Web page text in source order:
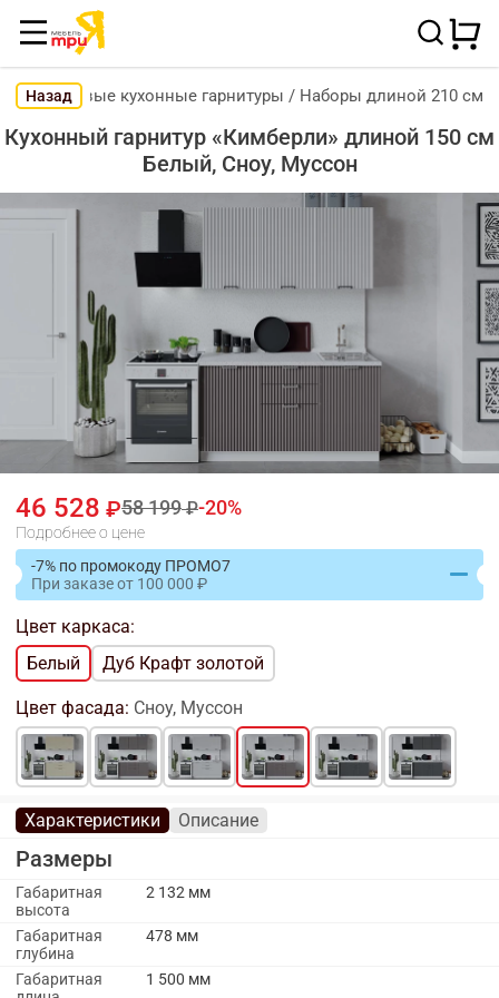
НазадГотовые кухонные гарнитуры / Наборы длиной 210 см
Кухонный гарнитур «Кимберли» длиной 150 см
Белый, Сноу, Муссон
46 528 58 199 20
Подробнее о цене
-7% по промокоду ПРОМО7
При заказеот 100 000
Цвет каркаса:
Белый
Дуб Крафт золотой
Цвет фасада: Сноу, Муссон
Характеристики Описание
Размеры
Габаритная
высота
2 132 мм
Габаритная
глубина
478 мм
Габаритная
1 500 мм